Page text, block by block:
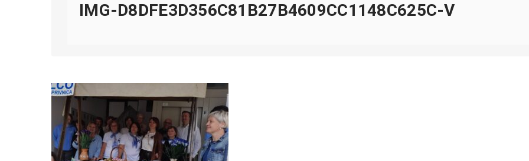
IMG-D8DFE3D356C81B27B4609CC1148C625C-V